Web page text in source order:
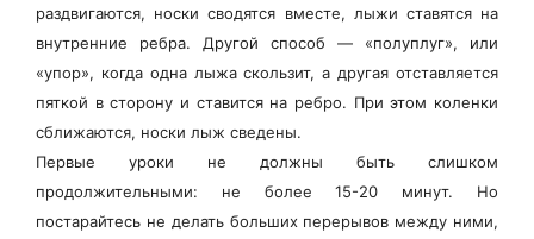
раздвигаются, носки сводятся вместе, лыжи ставятся на
внутренние ребра. Другой способ — «полуплуг», или
«упор», когда одна лыжа скользит, а другая отставляется
пяткой в сторону и ставится на ребро. При этом коленки
сближаются, носки лыж сведены.
Первые уроки не должны быть слишком
продолжительными: не более 15-20 минут. Но
постарайтесь не делать больших перерывов между ними,